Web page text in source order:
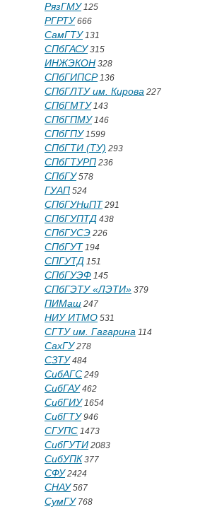
РязГМУ125
РГРТУ666
СамГТУ131
СПбГАСУ315
ИНЖЭКОН 328
СПбГИПСР136
СПбГЛТУ им. Кирова 227
СПбГМТУ143
СПбГПМУ146
СПбГПУ1599
СПбГТИ (ТУ) 293
СПбГТУРП 236
СПбГУ578
ГУАП 524
СПбГУНиПТ 291
СПбГУПТД 438
СПбГУСЭ 226
СПбГУТ 194
СПГУТД 151
СПбГУЭФ 145
СПбГЭТУ «ЛЭТИ» 379
ПИМаш 247
НИУ ИТМО 531
СГТУ им. Гагарина 114
СахГУ278
СЗТУ484
СибАГС 249
СибГАУ462
СибГИУ1654
СибГТУ946
СГУПС 1473
СибГУТИ 2083
СибУПК 377
СФУ2424
СНАУ567
СумГУ768